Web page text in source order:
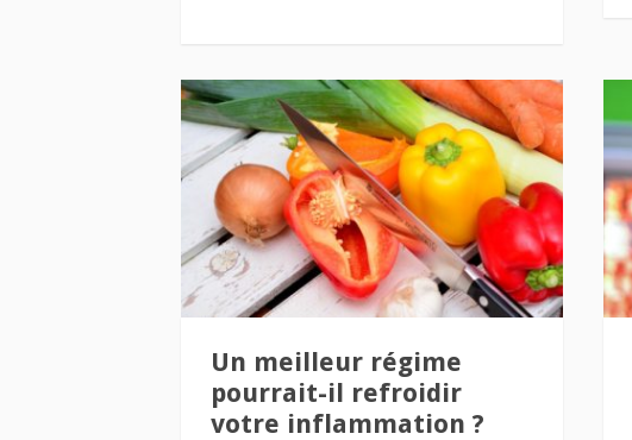
Un meilleur régime
pourrait-il refroidir
votre inflammation ?